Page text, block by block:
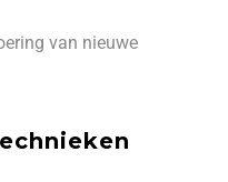
van nieuwe